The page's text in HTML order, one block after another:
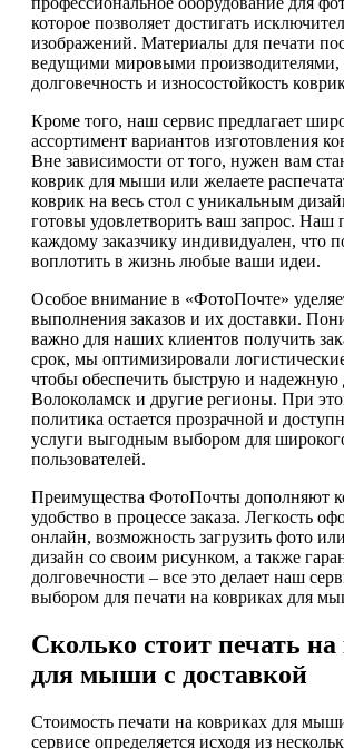
которое позволяет достигать
изображений. Материалы для печати
ведущими мировыми производителями,
долговечность и износостойкость
Кроме того, наш сервис предлагает
ассортимент вариантов изготовления
Вне зависимости от того, нужен вам
коврик для мыши или желаете
коврик на весь стол с уникальным
готовы удовлетворить ваш запрос. Наш
каждому заказчику индивидуален, что
воплотить в жизнь любые ваши идеи.
Особое внимание в «ФотоПочте»
выполнения заказов и их доставки.
важно для наших клиентов получить
срок, мы оптимизировали
чтобы обеспечить быструю и надежную
Волоколамск и другие регионы. При
политика остается прозрачной и
услуги выгодным выбором для
пользователей.
Преимущества ФотоПочты дополняют
удобство в процессе заказа. Легкость
онлайн, возможность загрузить фото
дизайн со своим рисунком, а также
долговечности – все это делает наш
выбором для печати на ковриках для
Сколько стоит печать
для мыши с доставкой
Стоимость печати на ковриках для
сервисе определяется исходя из